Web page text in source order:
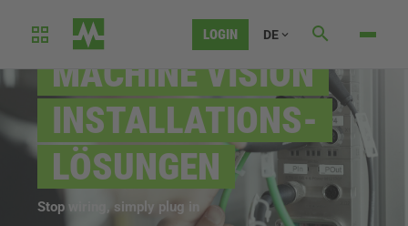
LOGIN DE
MACHINE VISION
INSTALLATIONS­
LÖSUNGEN
Stop wiring, simply plug in